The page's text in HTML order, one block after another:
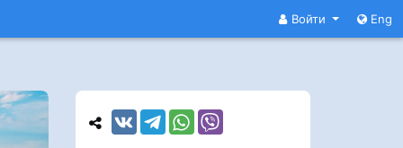
Войти Eng